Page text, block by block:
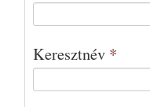
Keresztnév *